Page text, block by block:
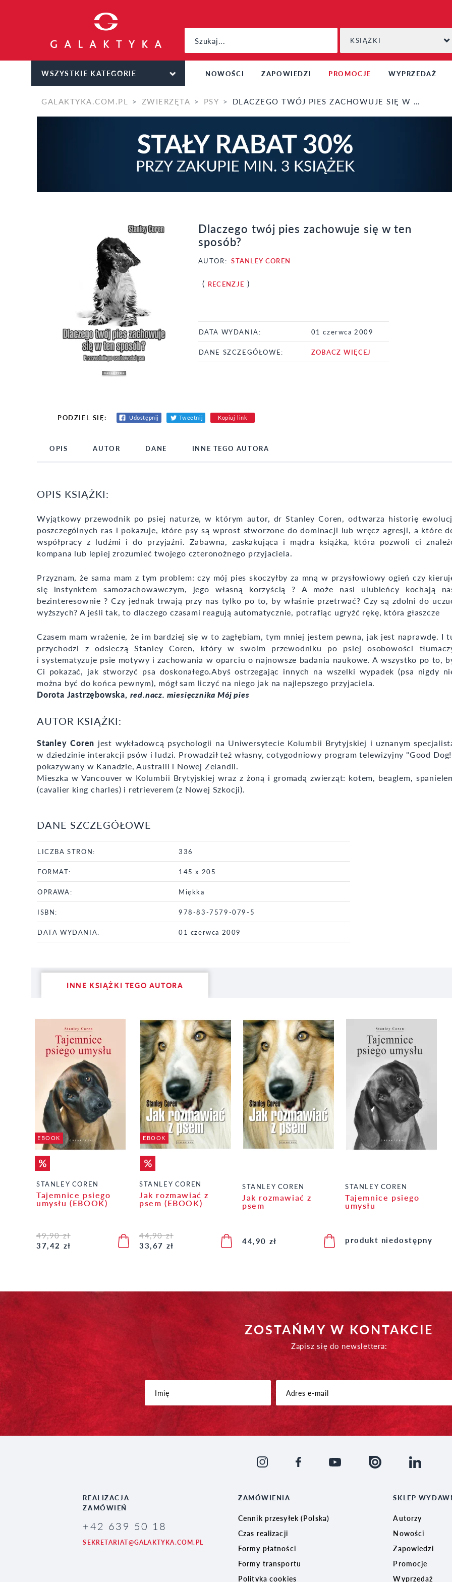
KSIĄŻKI
WSZYSTKIE KATEGORIE NOWOŚCI ZAPOWIEDZI PROMOCJE WYPRZEDAŻ
GALAKTYKA.COM.PL ZWIERZĘTA PSY DLACZEGO TWÓJ PIES ZACHOWUJE SIĘ W TEN SPOSÓB?
Dlaczego twój pies zachowuje się w ten
sposób?
AUTOR: STANLEY COREN
( RECENZJE )
DATA WYDANIA: 01 czerwca 2009
DANE SZCZEGÓŁOWE: ZOBACZ WIĘCEJ
PODZIEL SIĘ: Udostępnij Tweetnij Kopiuj link
OPIS AUTOR DANE INNE TEGO AUTORA
OPIS KSIĄŻKI:
Wyjątkowy przewodnik po psiej naturze, w którym autor, dr Stanley Coren, odtwarza historię
poszczególnych ras i pokazuje, które psy są wprost stworzone do dominacji lub wręcz agresji, a które
współpracy z ludźmi i do przyjaźni. Zabawna, zaskakująca i mądra książka, która pozwoli ci
kompana lub lepiej zrozumieć twojego czteronożnego przyjaciela.
Przyznam, że sama mam z tym problem: czy mój pies skoczyłby za mną w przysłowiowy ogień czy
się instynktem samozachowawczym, jego własną korzyścią ? A może nasi ulubieńcy kochają
bezinteresownie ? Czy jednak trwają przy nas tylko po to, by właśnie przetrwać? Czy są zdolni do
wyższych? A jeśli tak, to dlaczego czasami reagują automatycznie, potrafiąc ugryźć rękę, która głaszcze
Czasem mam wrażenie, że im bardziej się w to zagłębiam, tym mniej jestem pewna, jak jest naprawdę. I
przychodzi z odsieczą Stanley Coren, który w swoim przewodniku po psiej osobowości
i systematyzuje psie motywy i zachowania w oparciu o najnowsze badania naukowe. A wszystko po to,
Ci pokazać, jak stworzyć psa doskonałego.Abyś ostrzegając innych na wszelki wypadek (psa nigdy
można być do końca pewnym), mógł sam liczyć na niego jak na najlepszego przyjaciela.
Dorota Jastrzębowska, red.nacz. miesięcznika Mój pies
AUTOR KSIĄŻKI:
Stanley Coren jest wykładowcą psychologii na Uniwersytecie Kolumbii Brytyjskiej i uznanym
w dziedzinie interakcji psów i ludzi. Prowadził też własny, cotygodniowy program telewizyjny "Good
pokazywany w Kanadzie, Australii i Nowej Zelandii.
Mieszka w Vancouver w Kolumbii Brytyjskiej wraz z żoną i gromadą zwierząt: kotem, beaglem,
(cavalier king charles) i retrieverem (z Nowej Szkocji).
DANE SZCZEGÓŁOWE
LICZBA STRON: 336
FORMAT: 145 x 205
OPRAWA: Miękka
ISBN: 978-83-7579-079-5
DATA WYDANIA: 01 czerwca 2009
INNE KSIĄŻKI TEGO AUTORA
EBOOK
STANLEY COREN
Tajemnice psiego
umysłu (EBOOK)
49,90 zł
37,42 zł
EBOOK
STANLEY COREN
Jak rozmawiać z
psem (EBOOK)
44,90 zł
33,67 zł
STANLEY COREN
Jak rozmawiać z
psem
44,90 zł
STANLEY COREN
Tajemnice psiego
umysłu
produkt niedostępny
ZOSTAŃMY W KONTAKCIE
Zapisz się do newslettera:
REALIZACJA
ZAMÓWIEŃ
+42 639 50 18
SEKRETARIAT@GALAKTYKA.COM.PL
ZAMÓWIENIA
Cennik przesyłek (Polska)
Czas realizacji
Formy płatności
Formy transportu
Polityka cookies
SKLEP
Autorzy
Nowości
Zapowiedzi
Promocje
Wyprzedaż